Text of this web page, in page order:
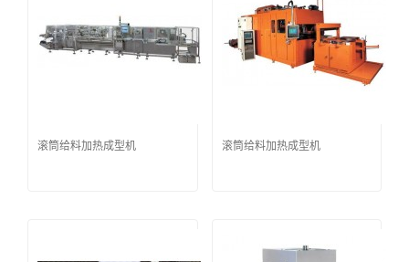
滚筒给料加热成型机 滚筒给料加热成型机